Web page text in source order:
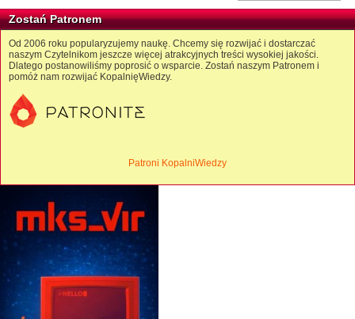
Zostań Patronem
Od 2006 roku popularyzujemy naukę. Chcemy się rozwijać i dostarczać
naszym Czytelnikom jeszcze więcej atrakcyjnych treści wysokiej jakości.
Dlatego postanowiliśmy poprosić o wsparcie. Zostań naszym Patronem i
pomóż nam rozwijać KopalnięWiedzy.
Patroni KopalniWiedzy